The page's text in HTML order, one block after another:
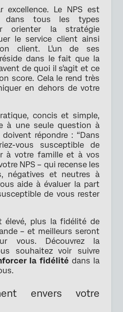
excellence. Le NPS est
dans tous les types
orienter la stratégie
le service client ainsi
client. L'un de ses
dans le fait que la
de quoi il s'agit et ce
score. Cela le rend très
en dehors de votre
concis et simple,
à une seule question à
répondre : “Dans
vous susceptible de
à votre famille et à vos
NPS – qui recense les
négatives et neutres à
aide à évaluer la part
de vous rester
élevé, plus la fidélité de
– et meilleurs seront
vous. Découvrez la
souhaitez voir suivre
la fidélité dans la
envers votre